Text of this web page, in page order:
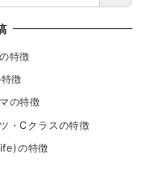
特徴
徴
の特徴
・Cクラスの特徴
の特徴